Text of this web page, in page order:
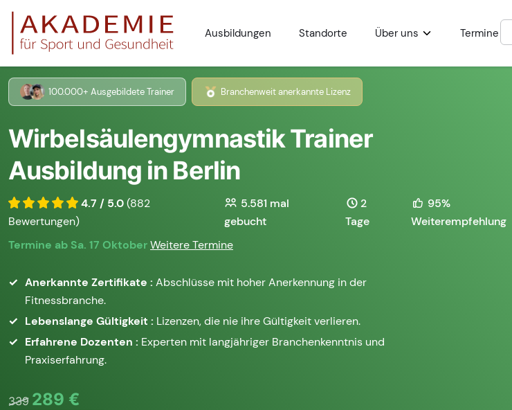
Ausbildungen Standorte Über uns Termine
100.000+ Ausgebildete Trainer Branchenweit anerkannte Lizenz
Wirbelsäulengymnastik Trainer
Ausbildung in Berlin
4.7 / 5.0(882
Bewertungen)
5.581 mal
gebucht
2
Tage
95%
Weiterempfehlung
Termine ab Sa. 17 OktoberWeitere Termine
Anerkannte Zertifikate : Abschlüsse mit hoher Anerkennung in der
Fitnessbranche.
Lebenslange Gültigkeit : Lizenzen, die nie ihre Gültigkeit verlieren.
Erfahrene Dozenten : Experten mit langjähriger Branchenkenntnis und
Praxiserfahrung.
339 289 €